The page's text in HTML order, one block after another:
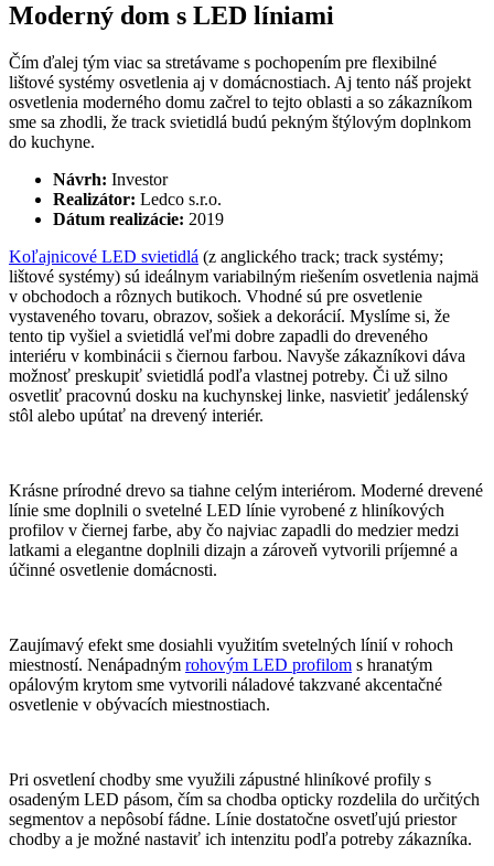
Moderný dom s LED líniami
Čím ďalej tým viac sa stretávame s pochopením pre flexibilné
lištové systémy osvetlenia aj v domácnostiach. Aj tento náš projekt
osvetlenia moderného domu začrel to tejto oblasti a so zákazníkom
sme sa zhodli, že track svietidlá budú pekným štýlovým doplnkom
do kuchyne.
Návrh: Investor
Realizátor: Ledco s.r.o.
Dátum realizácie: 2019
Koľajnicové LED svietidlá (z anglického track; track systémy;
lištové systémy) sú ideálnym variabilným riešením osvetlenia najmä
v obchodoch a rôznych butikoch. Vhodné sú pre osvetlenie
vystaveného tovaru, obrazov, sošiek a dekorácií. Myslíme si, že
tento tip vyšiel a svietidlá veľmi dobre zapadli do dreveného
interiéru v kombinácii s čiernou farbou. Navyše zákazníkovi dáva
možnosť preskupiť svietidlá podľa vlastnej potreby. Či už silno
osvetliť pracovnú dosku na kuchynskej linke, nasvietiť jedálenský
stôl alebo upútať na drevený interiér.
Krásne prírodné drevo sa tiahne celým interiérom. Moderné drevené
línie sme doplnili o svetelné LED línie vyrobené z hliníkových
profilov v čiernej farbe, aby čo najviac zapadli do medzier medzi
latkami a elegantne doplnili dizajn a zároveň vytvorili príjemné a
účinné osvetlenie domácnosti.
Zaujímavý efekt sme dosiahli využitím svetelných línií v rohoch
miestností. Nenápadným rohovým LED profilom s hranatým
opálovým krytom sme vytvorili náladové takzvané akcentačné
osvetlenie v obývacích miestnostiach.
Pri osvetlení chodby sme využili zápustné hliníkové profily s
osadeným LED pásom, čím sa chodba opticky rozdelila do určitých
segmentov a nepôsobí fádne. Línie dostatočne osvetľujú priestor
chodby a je možné nastaviť ich intenzitu podľa potreby zákazníka.